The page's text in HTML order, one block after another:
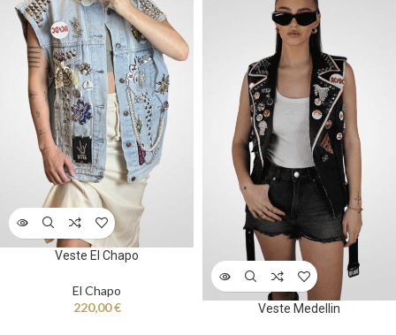
Veste El Chapo
El Chapo
220,00€ Veste Medellin